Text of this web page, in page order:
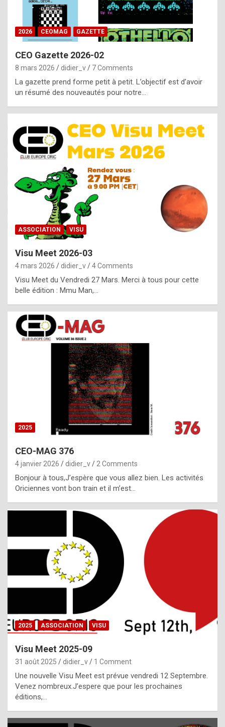
e
b
y
g
e
n
u
i
n
e
R
o
p
l
c
h
i
s
t
o
r
p
e
c
i
l
,
g
h
t
f
2026 CEOMAG GAZETTE
CEO Gazette 2026-02
8 mars 2026 didier_v 7 Comments
La gazette prend forme petit à petit. L’objectif est d’avoir
un résumé des nouveautés pour notre…
ASSOCIATION VISU
Visu Meet 2026-03
4 mars 2026 didier_v 4 Comments
Visu Meet du Vendredi 27 Mars. Merci à tous pour cette
belle édition : Mmu Man,…
2025
CEO-MAG 376
4 janvier 2026 didier_v 2 Comments
Bonjour à tous,J’espère que vous allez bien. Les activités
Oriciennes vont bon train et il m’est…
2025 ASSOCIATION VISU
Visu Meet 2025-09
31 août 2025 didier_v 1 Comment
Une nouvelle Visu Meet est prévue vendredi 12 Septembre.
Venez nombreux.J’espere que pour les prochaines
éditions,…